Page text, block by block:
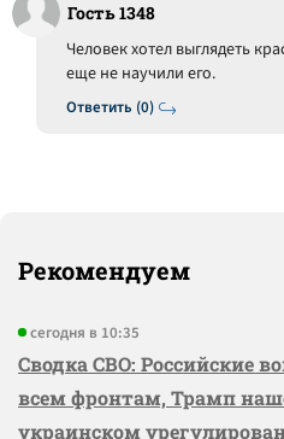
Гость 1348
Ответить (0)
Человек хотел выглядеть
еще не научили его.
Рекомендуем
сегодня в 10:35
Сводка СВО: Российские
всем фронтам, Трамп
украинском